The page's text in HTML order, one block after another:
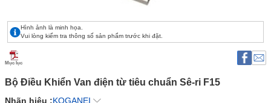
Hình ảnh là minh họa.
Vui lòng kiểm tra thông số sản phẩm trước khi đặt.
Mục lục
Bộ Điều Khiển Van điện từ tiêu chuẩn Sê-ri F15
Nhãn hiệu :KOGANEI